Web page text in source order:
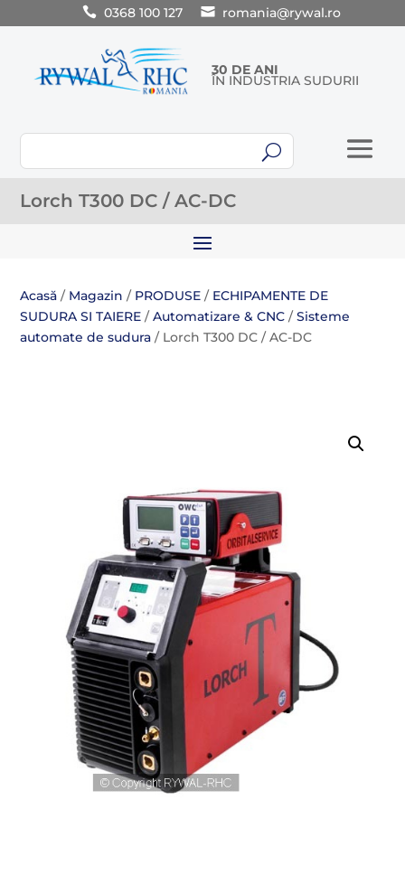
0368 100 127 romania@rywal.ro
30 DE ANI
ÎN INDUSTRIA SUDURII
U
Lorch T300 DC / AC-DC
Acasă / Magazin / PRODUSE / ECHIPAMENTE DE
SUDURA SI TAIERE /Automatizare & CNC /Sisteme
automate de sudura / Lorch T300 DC / AC-DC